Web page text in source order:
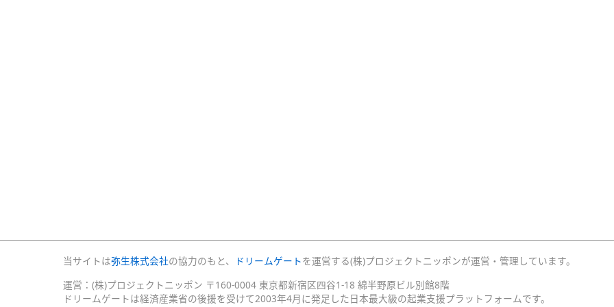
当サイトは弥生株式会社の協力のもと、 ドリームゲートを運営する(株)プロジェクトニッポンが運営・管理しています。
運営：(株)プロジェクトニッポン 〒160-0004 東京都新宿区四谷1-18 綿半野原ビル別館8階
ドリームゲートは経済産業省の後援を受けて2003年4月に発足した日本最大級の起業支援プラットフォームです。